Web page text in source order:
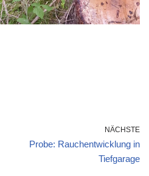
NÄCHSTE
Probe: Rauchentwicklung in
Tiefgarage